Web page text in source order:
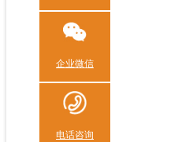
企业微信
电话咨询